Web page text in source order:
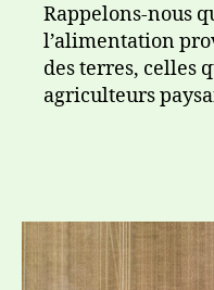
Rappelons-nous
l’alimentation
des terres, celles
agriculteurs